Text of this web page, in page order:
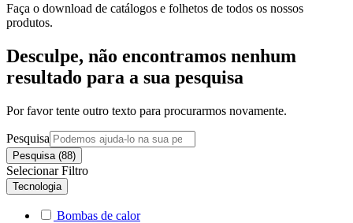
Faça o download de catálogos e folhetos de todos os nossos
produtos.
Desculpe, não encontramos nenhum
resultado para a sua pesquisa
Por favor tente outro texto para procurarmos novamente.
Pesquisa
Pesquisa (88)
Selecionar Filtro
Tecnologia
Bombas de calor